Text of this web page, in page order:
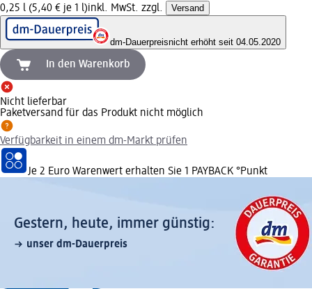
0,25 l (5,40 € je 1 l)inkl. MwSt. zzgl. Versand
dm-Dauerpreisnicht erhöht seit 04.05.2020
In den Warenkorb
Nicht lieferbar
Paketversand für das Produkt nicht möglich
Verfügbarkeit in einem dm-Markt prüfen
Je 2 Euro Warenwert erhalten Sie 1 PAYBACK °Punkt
Gestern, heute, immer günstig:
unser dm-Dauerpreis